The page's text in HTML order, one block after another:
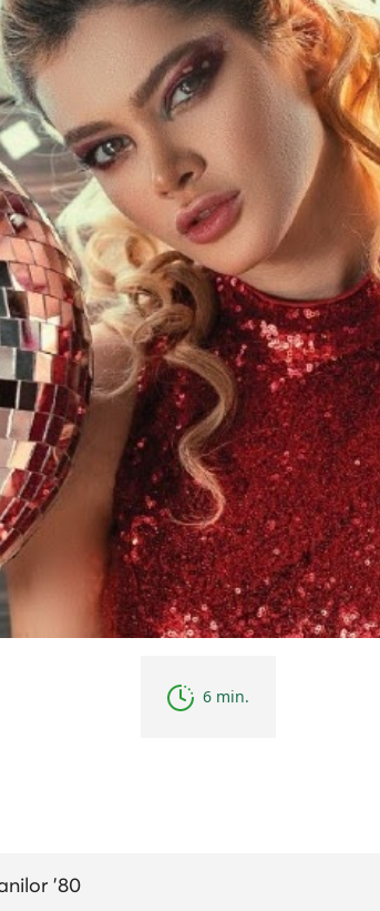
6 min.
'80